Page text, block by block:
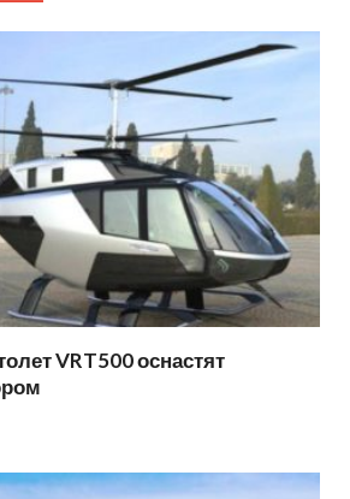
VRT500 оснастят